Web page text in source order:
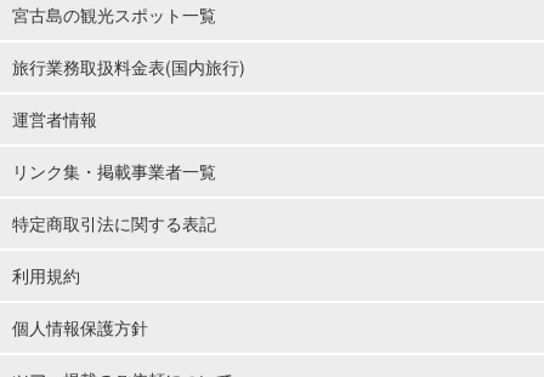
宮古島の観光スポット一覧
旅行業務取扱料金表(国内旅行)
運営者情報
リンク集・掲載事業者一覧
特定商取引法に関する表記
利用規約
個人情報保護方針